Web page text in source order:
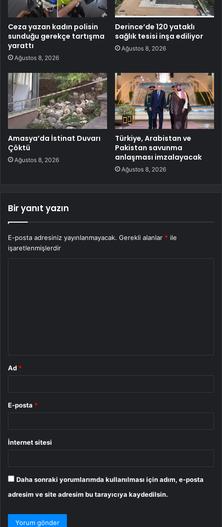
Ceza yazan kadın polisin
sunduğu gerekçe tartışma
yarattı
Ağustos 8, 2026
Derince’de 120 yataklı
sağlık tesisi inşa ediliyor
Ağustos 8, 2026
Amasya’da İstinat Duvarı
Çöktü
Ağustos 8, 2026
Türkiye, Arabistan ve
Pakistan savunma
anlaşması imzalayacak
Ağustos 8, 2026
Bir yanıt yazın
E-posta adresiniz yayınlanmayacak. Gerekli alanlar * ile
işaretlenmişlerdir
Ad *
E-posta *
İnternet sitesi
Daha sonraki yorumlarımda kullanılması için adım, e-posta
adresim ve site adresim bu tarayıcıya kaydedilsin.